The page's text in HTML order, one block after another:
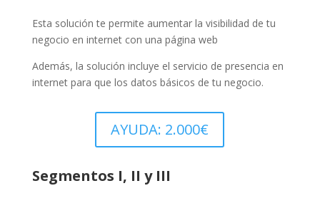
Esta solución te permite aumentar la visibilidad de tu
negocio en internet con una página web
Además, la solución incluye el servicio de presencia en
internet para que los datos básicos de tu negocio.
AYUDA: 2.000€
Segmentos I, II y III